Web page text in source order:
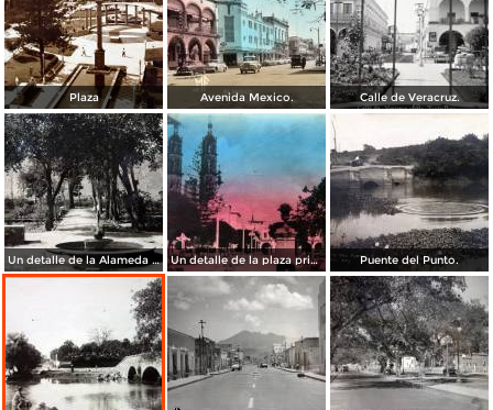
Plaza Avenida Mexico. Calle de Veracruz.
Un detalle de la Alameda ( Circulada el 28 de Junio de 1940 ). Un detalle de la plaza principal ( Circulada el 5 de Junio de 1945 ). Puente del Punto.